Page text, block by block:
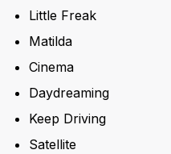
Little Freak
Matilda
Cinema
Daydreaming
Keep Driving
Satellite